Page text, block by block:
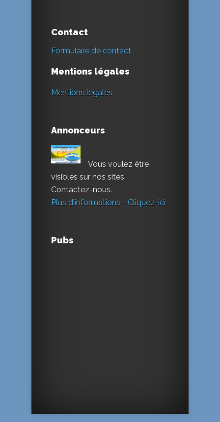
Contact
Formulaire de contact
Mentions légales
Mentions légales
Annonceurs
Vous voulez être
visibles sur nos sites.
Contactez-nous.
Plus d'informations - Cliquez-ici
Pubs